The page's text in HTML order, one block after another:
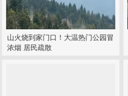
山火烧到家门口！大温热门公园冒
浓烟 居民疏散